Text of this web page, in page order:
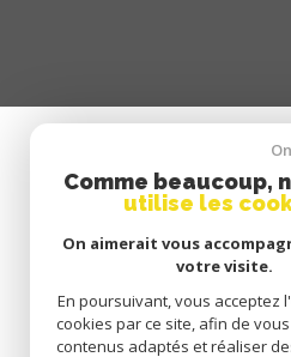
SE CONNECTER
ESPACE PROPRIÉTAIRE
Comme beaucoup,
utilise les
On aimerait vous
votre visite.
En poursuivant, vous acceptez
cookies par ce site, afin de
contenus adaptés et réaliser